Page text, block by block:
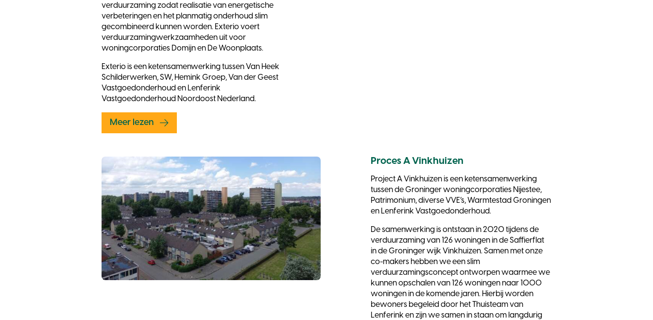
verduurzaming zodat realisatie van energetische
verbeteringen en het planmatig onderhoud slim
gecombineerd kunnen worden. Exterio voert
verduurzamingwerkzaamheden uit voor
woningcorporaties Domijn en De Woonplaats.
Exterio is een ketensamenwerking tussen Van Heek
Schilderwerken, SW, Hemink Groep, Van der Geest
Vastgoedonderhoud en Lenferink
Vastgoedonderhoud Noordoost Nederland.
Meer lezen
Proces A Vinkhuizen
Project A Vinkhuizen is een ketensamenwerking
tussen de Groninger woningcorporaties Nijestee,
Patrimonium, diverse VVE’s, Warmtestad Groningen
en Lenferink Vastgoedonderhoud.
De samenwerking is ontstaan in 2020 tijdens de
verduurzaming van 126 woningen in de Saffierflat
in de Groninger wijk Vinkhuizen. Samen met onze
co-makers hebben we een slim
verduurzamingsconcept ontworpen waarmee we
kunnen opschalen van 126 woningen naar 1000
woningen in de komende jaren. Hierbij worden
bewoners begeleid door het Thuisteam van
Lenferink en zijn we samen in staan om langdurig